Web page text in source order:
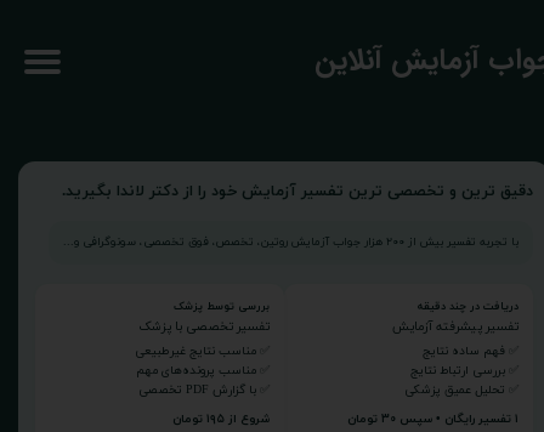
آزمایش آنلاین
دقیق ترین و تخصصی ترین تفسیر آزمایش خود را از دکتر لاندا بگیرید.
با تجربه تفسیر بیش از ۲۰۰ هزار جواب آزمایش روتین، تخصص، فوق تخصصی، سونوگرافی و...
دریافت در چند دقیقه
تفسیر پیشرفته آزمایش
✅ فهم ساده نتایج
✅ بررسی ارتباط نتایج
✅ تحلیل عمیق پزشکی
۱ تفسیر رایگان • سپس ۳۰ تومان
بررسی توسط پزشک
تفسیر تخصصی با پزشک
✅ مناسب نتایج غیرطبیعی
✅ مناسب پرونده‌های مهم
✅ با گزارش PDF تخصصی
شروع از ۱۹۵ تومان